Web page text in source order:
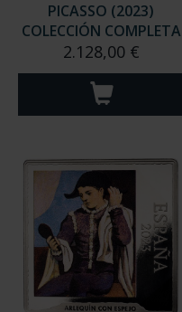
PICASSO (2023)
COLECCIÓN COMPLETA
2.128,00 €